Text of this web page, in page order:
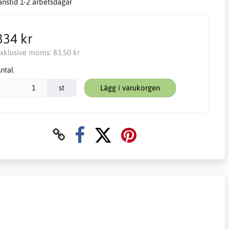
1-2 arbetsdagar
kr
moms: 83,50 kr
st Lägg i varukorgen